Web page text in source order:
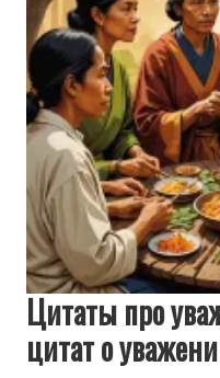
Цитаты про
цитат о